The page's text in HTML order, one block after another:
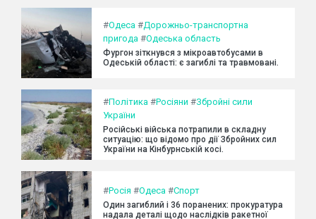
#Одеса #Дорожньо-транспортна
пригода #Одеська область
Фургон зіткнувся з мікроавтобусами в
Одеській області: є загиблі та травмовані.
#Політика #Росіяни #Збройні сили
України
Російські війська потрапили в складну
ситуацію: що відомо про дії Збройних сил
України на Кінбурнській косі.
#Росія #Одеса #Спорт
Один загиблий і 36 поранених: прокуратура
надала деталі щодо наслідків ракетної